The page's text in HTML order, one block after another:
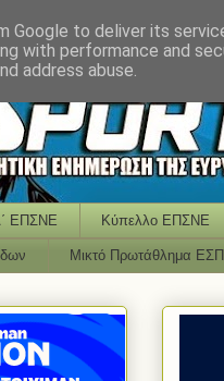
ΕΠΣΝΕ Κύπελλο ΕΠΣΝΕ
Μικτό Πρωτάθλημα
Google to deliver its
with performance and
address abuse.